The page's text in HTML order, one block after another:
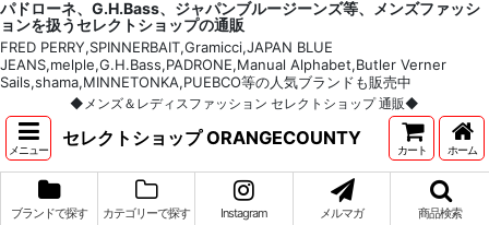
パドローネ、G.H.Bass、ジャパンブルージーンズ等、メンズファッシ
ョンを扱うセレクトショップの通販
FRED PERRY,SPINNERBAIT,Gramicci,JAPAN BLUE
JEANS,melple,G.H.Bass,PADRONE,Manual Alphabet,Butler Verner
Sails,shama,MINNETONKA,PUEBCO等の人気ブランドも販売中
◆メンズ＆レディスファッション セレクトショップ 通販◆
メニュー
セレクトショップ ORANGECOUNTY
カート ホーム
ブランドで探す カテゴリーで探す Instagram メルマガ 商品検索